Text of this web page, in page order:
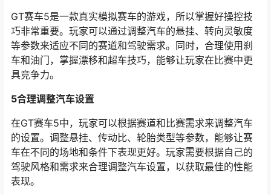
GT赛车5是一款真实模拟赛车的游戏，所以掌握好操控技
巧非常重要。玩家可以通过调整汽车的悬挂、转向灵敏度
等参数来适应不同的赛道和驾驶需求。同时，合理使用刹
车和油门，掌握漂移和超车技巧，能够让玩家在比赛中更
具竞争力。
5合理调整汽车设置
在GT赛车5中，玩家可以根据赛道和比赛需求来调整汽车
的设置。调整悬挂、传动比、轮胎类型等参数，能够让赛
车在不同的场地和条件下表现更好。玩家需要根据自己的
驾驶风格和需求来合理调整汽车设置，以获取最佳的性能
表现。